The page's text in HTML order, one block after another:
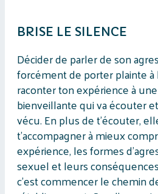
BRISE LE SILENCE
Décider de parler de son
forcément de porter plainte à
raconter ton expérience à
bienveillante qui va écouter
vécu. En plus de t’écouter,
t’accompagner à mieux
expérience, les formes
sexuel et leurs
c’est commencer le chemin